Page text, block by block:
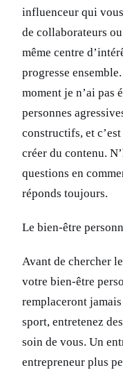
influenceur qui
de collaborateurs
même centre
progresse
moment je n’ai pas
personnes
constructifs, et
créer du contenu.
questions en
réponds toujours.
Le bien-être
Avant de chercher
votre bien-être
remplaceront
sport, entretenez
soin de vous. Un
entrepreneur plus